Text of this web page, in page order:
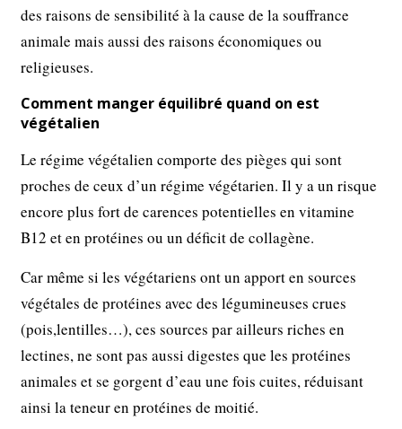
des raisons de sensibilité à la cause de la souffrance
animale mais aussi des raisons économiques ou
religieuses.
Comment manger équilibré quand on est
végétalien
Le régime végétalien comporte des pièges qui sont
proches de ceux d’un régime végétarien. Il y a un risque
encore plus fort de carences potentielles en vitamine
B12 et en protéines ou un déficit de collagène.
Car même si les végétariens ont un apport en sources
végétales de protéines avec des légumineuses crues
(pois,lentilles…), ces sources par ailleurs riches en
lectines, ne sont pas aussi digestes que les protéines
animales et se gorgent d’eau une fois cuites, réduisant
ainsi la teneur en protéines de moitié.